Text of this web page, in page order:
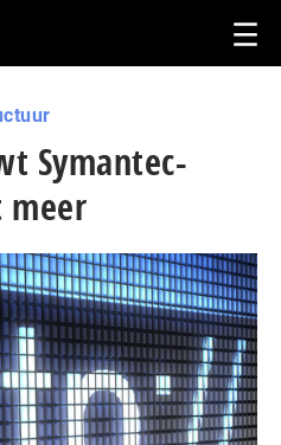
Symantec-